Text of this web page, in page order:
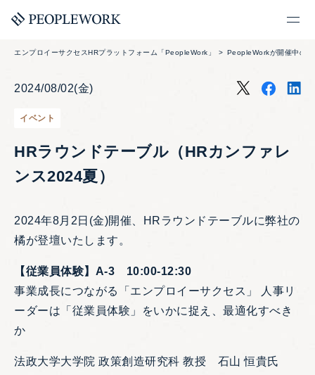
エンプロイーサクセスHRプラットフォーム「PeopleWork」 PeopleWorkが開催中のセ
2024/08/02(金)
イベント
HRラウンドテーブル（HRカンファレ
ンス2024夏）
2024年8月2日(金)開催、HRラウンドテーブルに弊社の
橘が登壇いたします。
【従業員体験】A-3 10:00-12:30
事業成長につながる「エンプロイーサクセス」 人事リ
ーダーは「従業員体験」をいかに捉え、最適化すべき
か
法政大学大学院 政策創造研究科 教授 石山 恒貴氏